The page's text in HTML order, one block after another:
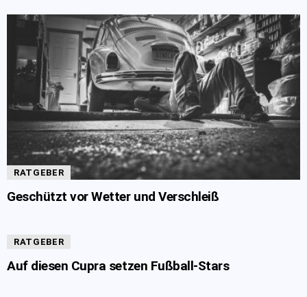
RATGEBER
Geschützt vor Wetter und Verschleiß
RATGEBER
Auf diesen Cupra setzen Fußball-Stars